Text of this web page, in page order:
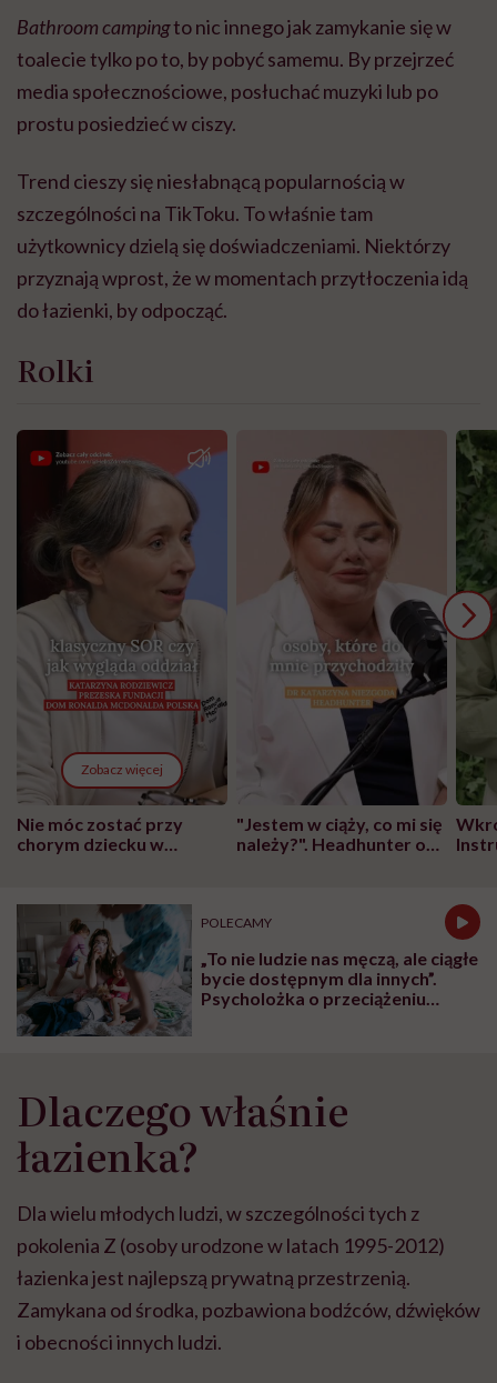
Bathroom campingto nic innego jak zamykanie się w
toalecie tylko po to, by pobyć samemu. By przejrzeć
media społecznościowe, posłuchać muzyki lub po
prostu posiedzieć w ciszy.
Trend cieszy się niesłabnącą popularnością w
szczególności na TikToku. To właśnie tam
użytkownicy dzielą się doświadczeniami. Niektórzy
przyznają wprost, że w momentach przytłoczenia idą
do łazienki, by odpocząć.
Rolki
Zobacz więcej
Nie móc zostać przy
chorym dziecku w
może chyba tylko
głupota i brak
wyobraźni"
"Jestem w ciąży, co mi się
należy?". Headhunter o
POLECAMY
„To nie ludzie nas męczą, ale ciągłe
bycie dostępnym dla innych”.
Psycholożka o przeciążeniu
Dlaczego właśnie
łazienka?
Dla wielu młodych ludzi, w szczególności tych z
pokolenia Z (osoby urodzone w latach 1995-2012)
łazienka jest najlepszą prywatną przestrzenią.
Zamykana od środka, pozbawiona bodźców, dźwięków
i obecności innych ludzi.